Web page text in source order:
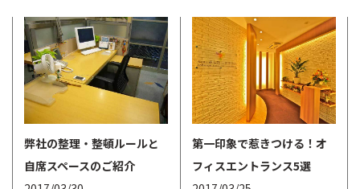
弊社の整理・整頓ルールと
自席スペースのご紹介
第一印象で惹きつける！オ
フィスエントランス5選